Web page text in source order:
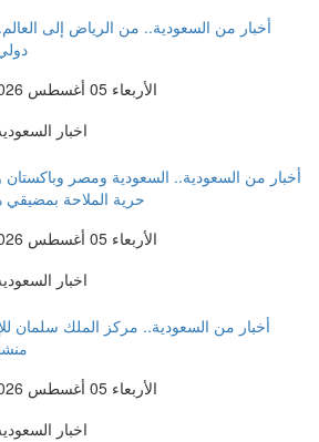
أخبار من السعودية.. من الرياض إلى
الأربعاء 05 أغسطس 2026 10:39 مساءً
اخبار
أخبار من السعودية.. السعودية ومصر
حرية الملاحة
الأربعاء 05 أغسطس 2026 10:39 مساءً
اخبار
الأربعاء 05 أغسطس 2026 10:39 مساءً
اخبار